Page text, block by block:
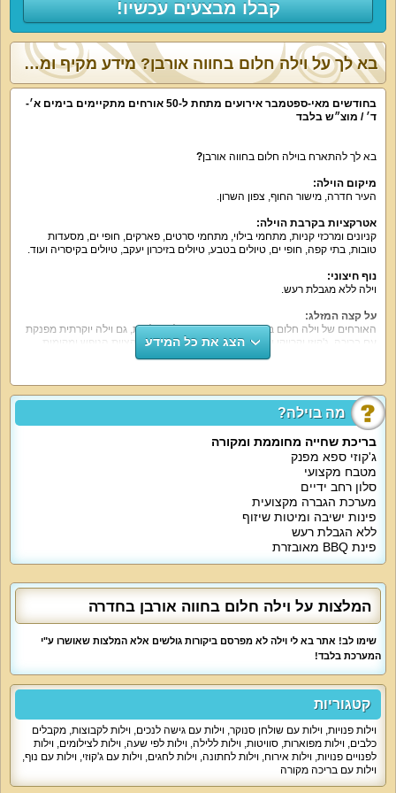
קבלו מבצעים עכשיו!
מה בוילה?
בריכת שחייה מחוממת ומקורה
ג'קוזי ספא מפנק
מטבח מקצועי
סלון רחב ידיים
מערכת הגברה מקצועית
פינות ישיבה ומיטות שיזוף
ללא הגבלת רעש
פינת BBQ מאובזרת
בא לך על וילה חלום בחווה אורבן? מידע מקיף ומפורט:
בחודשים מאי-ספטמבר אירועים מתחת ל-50 אורחים מתקיימים בימים א׳-
ד׳ / מוצ״ש בלבד
בא לך להתארח בוילה חלום בחווה אורבן?
מיקום הוילה:
העיר חדרה, מישור החוף, צפון השרון.
אטרקציות בקרבת הוילה:
קניונים ומרכזי קניות, מתחמי בילוי, מתחמי סרטים, פארקים, חופי ים, מסעדות
טובות, בתי קפה, חופי ים, טיולים בטבע, טיולים בזיכרון יעקב, טיולים בקיסריה ועוד.
נוף חיצוני:
וילה ללא מגבלת רעש.
על קצה המזלג:
האורחים של וילה חלום בחווה אורבןנהנים מכל העולמות, גם וילה יוקרתית מפנקת
עם בריכה, ג'קוזי וקריוקי וגם מיקום מרכזי בקרבת כל אטרקציות הנופש ומקומות
הבילוי של אזור השרון והמרכז.
מה הוילה כוללת:
סלון מהנה מאובזר עם פינת ישיבה נוחה גדולה, מקרן סרטים גדול, מערכת הגברה
טובה ומערכת קריוקי. הסלון מתאים לאירוח, צפייה בסרטים, מסיבות, אירועים
עסקיים עם הקרנת מצגות, ערבי קריוקי ועוד.
אטרקציות מיוחדות בוילה
האטרקציה המרכזית היא החצר המקיפה את המתחם עם בריכה פרטית מוקפת דק
יוקרתי, מיטות שיזוף, פינות ישיבה, אמבט ג'קוזי ספא מפנק, עמדת גריל מקצועית,
עמדת בר עם מקרר חיצוני לשתייה.
וילהחלום בחווה אורבןמארחת אתכם עם אינטרנט אלחוטי חינם ומתחם חנייה
מסודר.
מיוחד לילדים:
פרטים נוספים מול צוות המתחם.
מיוחד לדתיים:
בתיאום מראש תקבלו פלטת שבת ומייחם.
למי זה מתאים
אירוח אירועים משפחתיים ואירועים עסקיים, מתאים לימי גיבוש וכיף, סדנאות,
הרצאות, כנסים, מסיבות גיל מצווה, מסיבות חינה, חתונות קטנות. וילה
אורבןמתאימה גם לימי הולדת, אירוח במתחם ללא מגבלת רעש. וילת נופש
מתאימה למשפחות, זוגות, קבוצות חברים, דתיים.
הצג את כל המידע
המלצות על וילה חלום בחווה אורבן בחדרה
שימו לב! אתר בא לי וילה לא מפרסם ביקורות גולשים אלא המלצות שאושרו ע"י
המערכת בלבד!
קטגוריות
וילות פנויות, וילות עם שולחן סנוקר, וילות עם גישה לנכים, וילות לקבוצות, מקבלים
כלבים, וילות מפוארות, סוויטות, וילות ללילה, וילות לפי שעה, וילות לצילומים, וילות
לפנויים פנויות, וילות אירוח, וילות לחתונה, וילות לחגים, וילות עם ג'קוזי, וילות עם נוף,
וילות עם בריכה מקורה